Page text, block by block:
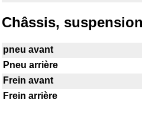
Châssis,
pneu avant
Pneu arrière
Frein avant
Frein arrière